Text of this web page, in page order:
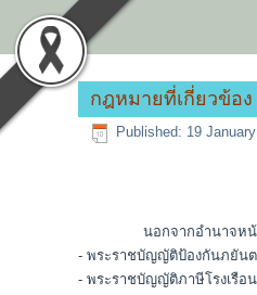
กฎหมายที่เกี่ยวข้อง
Published: 19
นอกจากอำนาจหน้าที่ตาม
- พระราชบัญญัติป้องกันภยัน
- พระราชบัญญัติภาษีโรงเรื